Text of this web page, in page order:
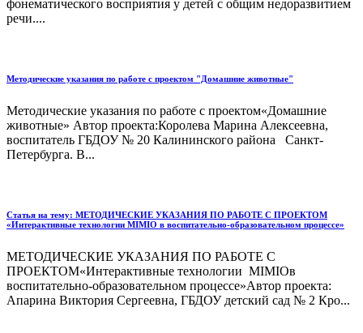
фонематического восприятия у детей с общим недоразвитием
речи....
Методические указания по работе с проектом "Домашние животные"
Методические указания по работе с проектом«Домашние
животные» Автор проекта:Королева Марина Алексеевна,
воспитатель ГБДОУ № 20 Калининского района Санкт-
Петербурга. В...
Статья на тему: МЕТОДИЧЕСКИЕ УКАЗАНИЯ ПО РАБОТЕ С ПРОЕКТОМ
«Интерактивные технологии MIMIO в воспитательно-образовательном процессе»
МЕТОДИЧЕСКИЕ УКАЗАНИЯ ПО РАБОТЕ С
ПРОЕКТОМ«Интерактивные технологии MIMIOв
воспитательно-образовательном процессе»Автор проекта:
Апарина Виктория Сергеевна, ГБДОУ детский сад № 2 Кро...